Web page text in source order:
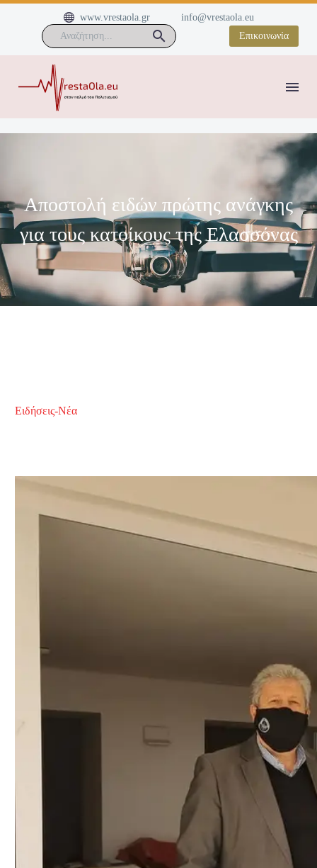

 www.vrestaola.gr
info@vrestaola.eu
Επικοινωνία
Αποστολή ειδών πρώτης ανάγκης
για τους κατοίκους της Ελασσόνας
Ειδήσεις-Νέα